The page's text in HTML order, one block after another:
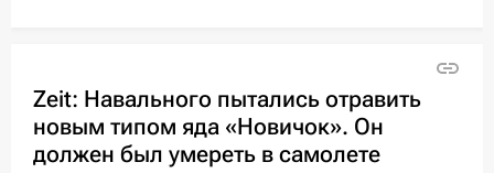
6:04:00
В правительстве ФРГ
назвали неправдой слова
Zeit: Навального пытались отравить
новым типом яда «Новичок». Он
должен был умереть в самолете